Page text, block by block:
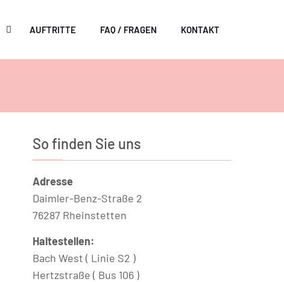
AUFTRITTE FAQ / FRAGEN KONTAKT
So finden Sie uns
Adresse
Daimler-Benz-Straße 2
76287 Rheinstetten
Haltestellen:
Bach West ( Linie S2 )
Hertzstraße ( Bus 106 )